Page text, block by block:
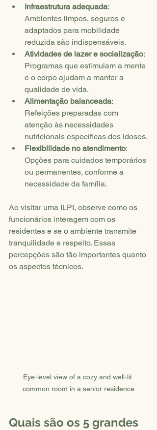
Infraestrutura adequada:
Ambientes limpos, seguros e
adaptados para mobilidade
reduzida são indispensáveis.
Atividades de lazer e socialização:
Programas que estimulam a mente
e o corpo ajudam a manter a
qualidade de vida.
Alimentação balanceada:
Refeições preparadas com
atenção às necessidades
nutricionais específicas dos idosos.
Flexibilidade no atendimento:
Opções para cuidados temporários
ou permanentes, conforme a
necessidade da família.
Ao visitar uma ILPI, observe como os
funcionários interagem com os
residentes e se o ambiente transmite
tranquilidade e respeito. Essas
percepções são tão importantes quanto
os aspectos técnicos.
Eye-level view of a cozy and well-lit
common room in a senior residence
Quais são os 5 grandes